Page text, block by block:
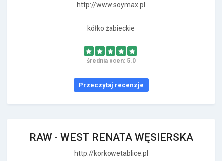
http://www.soymax.pl
kółko żabieckie
średnia ocen: 5.0
Przeczytaj recenzje
RAW - WEST RENATA WĘSIERSKA
http://korkowetablice.pl